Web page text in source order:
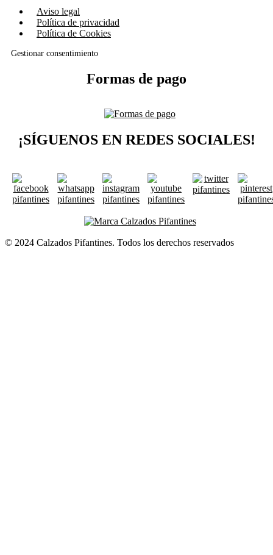
Aviso legal
Política de privacidad
Política de Cookies
Gestionar consentimiento
Formas de pago
¡SÍGUENOS EN REDES SOCIALES!
© 2024 Calzados Pifantines. Todos los derechos reservados